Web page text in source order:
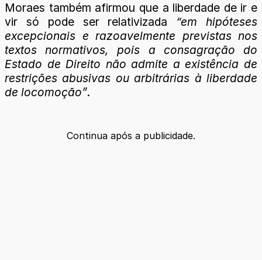
Moraes também afirmou que a liberdade de ir e
vir só pode ser relativizada “em hipóteses
excepcionais e razoavelmente previstas nos
textos normativos, pois a consagração do
Estado de Direito não admite a existência de
restrições abusivas ou arbitrárias à liberdade
de locomoção”.
Continua após a publicidade.